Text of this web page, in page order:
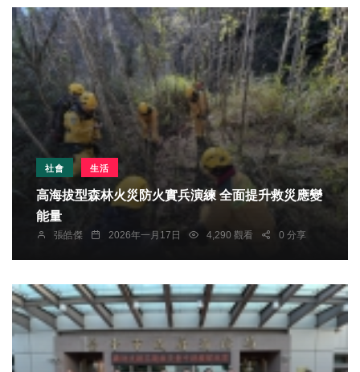
社會 生活
高海拔型森林火災防火實兵演練 全面提升救災應變
能量
張皓傑 2026年一月17日 4,290 觀看 0 分享